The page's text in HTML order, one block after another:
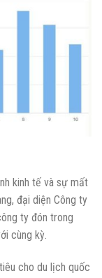
kinh tế và sự mất
đại diện Công ty
ty đón trong
cùng kỳ.
cho du lịch quốc